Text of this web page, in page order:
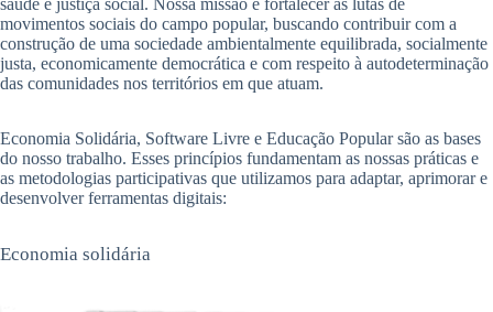
saúde e justiça social. Nossa missão é fortalecer as lutas de
movimentos sociais do campo popular, buscando contribuir com a
construção de uma sociedade ambientalmente equilibrada, socialmente
justa, economicamente democrática e com respeito à autodeterminação
das comunidades nos territórios em que atuam.
Economia Solidária, Software Livre e Educação Popular são as bases
do nosso trabalho. Esses princípios fundamentam as nossas práticas e
as metodologias participativas que utilizamos para adaptar, aprimorar e
desenvolver ferramentas digitais:
Economia solidária